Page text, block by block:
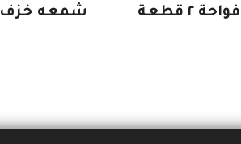
فواحة ٢ قطعة شمعه خزف